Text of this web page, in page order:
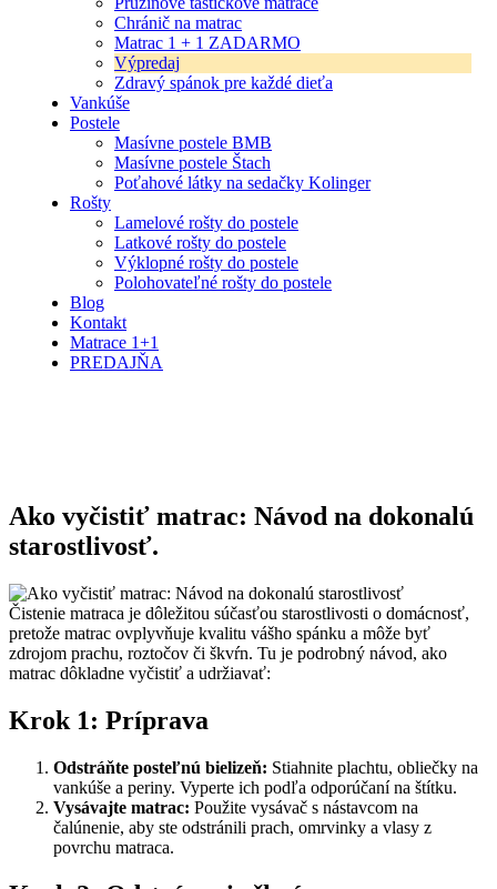
Chránič na matrac
Matrac 1 + 1 ZADARMO
Výpredaj
Zdravý spánok pre každé dieťa
Vankúše
Postele
Masívne postele BMB
Masívne postele Štach
Poťahové látky na sedačky Kolinger
Rošty
Lamelové rošty do postele
Latkové rošty do postele
Výklopné rošty do postele
Polohovateľné rošty do postele
Blog
Kontakt
Matrace 1+1
PREDAJŇA
Ako vyčistiť matrac: Návod na dokonalú
starostlivosť.
Čistenie matraca je dôležitou súčasťou starostlivosti o domácnosť,
pretože matrac ovplyvňuje kvalitu vášho spánku a môže byť
zdrojom prachu, roztočov či škvŕn. Tu je podrobný návod, ako
matrac dôkladne vyčistiť a udržiavať:
Krok 1: Príprava
Odstráňte posteľnú bielizeň: Stiahnite plachtu, obliečky na
vankúše a periny. Vyperte ich podľa odporúčaní na štítku.
Vysávajte matrac: Použite vysávač s nástavcom na
čalúnenie, aby ste odstránili prach, omrvinky a vlasy z
povrchu matraca.